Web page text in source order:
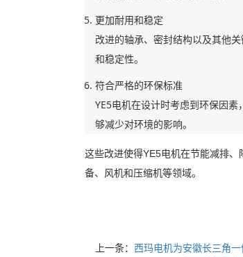
更加耐用和稳定
改进的轴承、密封结构以及其他
和稳定性。
符合严格的环保标准
YE5电机在设计时考虑到环保因
够减少对环境的影响。
这些改进使得YE5电机在节能减排
备、风机和压缩机等领域。
上一条：西玛电机为安徽长三角